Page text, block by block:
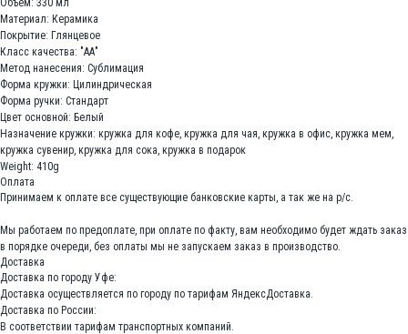
Объем: 330 мл
Материал: Керамика
Покрытие: Глянцевое
Класс качества: "АА"
Метод нанесения: Сублимация
Форма кружки: Цилиндрическая
Форма ручки: Стандарт
Цвет основной: Белый
Назначение кружки: кружка для кофе, кружка для чая, кружка в офис, кружка мем,
кружка сувенир, кружка для сока, кружка в подарок
Weight: 410g
Оплата
Принимаем к оплате все существующие банковские карты, а так же на р/с.
Мы работаем по предоплате, при оплате по факту, вам необходимо будет ждать заказ
в порядке очереди, без оплаты мы не запускаем заказ в производство.
Доставка
Доставка по городу Уфе:
Доставка осуществляется по городу по тарифам ЯндексДоставка.
Доставка по России:
В соответствии тарифам транспортных компаний.